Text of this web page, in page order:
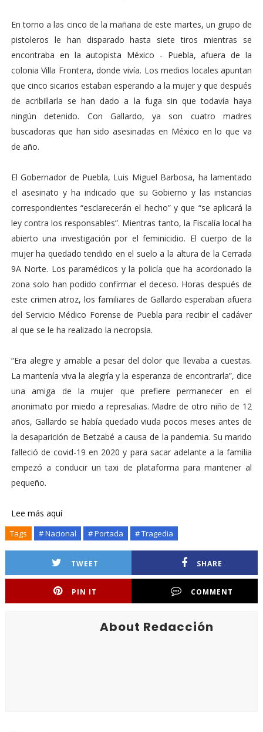
En torno a las cinco de la mañana de este martes, un grupo de
pistoleros le han disparado hasta siete tiros mientras se
encontraba en la autopista México - Puebla, afuera de la
colonia Villa Frontera, donde vivía. Los medios locales apuntan
que cinco sicarios estaban esperando a la mujer y que después
de acribillarla se han dado a la fuga sin que todavía haya
ningún detenido. Con Gallardo, ya son cuatro madres
buscadoras que han sido asesinadas en México en lo que va
de año.
El Gobernador de Puebla, Luis Miguel Barbosa, ha lamentado
el asesinato y ha indicado que su Gobierno y las instancias
correspondientes “esclarecerán el hecho” y que “se aplicará la
ley contra los responsables”. Mientras tanto, la Fiscalía local ha
abierto una investigación por el feminicidio. El cuerpo de la
mujer ha quedado tendido en el suelo a la altura de la Cerrada
9A Norte. Los paramédicos y la policía que ha acordonado la
zona solo han podido confirmar el deceso. Horas después de
este crimen atroz, los familiares de Gallardo esperaban afuera
del Servicio Médico Forense de Puebla para recibir el cadáver
al que se le ha realizado la necropsia.
“Era alegre y amable a pesar del dolor que llevaba a cuestas.
La mantenía viva la alegría y la esperanza de encontrarla”, dice
una amiga de la mujer que prefiere permanecer en el
anonimato por miedo a represalias. Madre de otro niño de 12
años, Gallardo se había quedado viuda pocos meses antes de
la desaparición de Betzabé a causa de la pandemia. Su marido
falleció de covid-19 en 2020 y para sacar adelante a la familia
empezó a conducir un taxi de plataforma para mantener al
pequeño.
Lee más aquí
Tags # Nacional # Portada # Tragedia
TWEET SHARE
PIN IT COMMENT
About Redacción